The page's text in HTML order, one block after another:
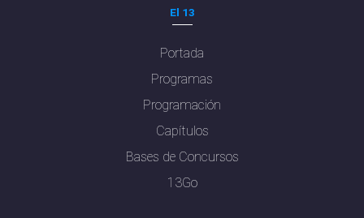
El 13
Portada
Programas
Programación
Capítulos
Bases de Concursos
13Go